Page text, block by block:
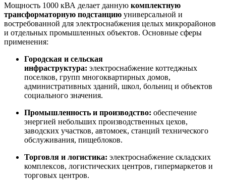
Мощность 1000 кВА делает данную комплектную
трансформаторную подстанцию универсальной и
востребованной для электроснабжения целых микрорайонов
и отдельных промышленных объектов. Основные сферы
применения:
Городская и сельская
инфраструктура: электроснабжение коттеджных
поселков, групп многоквартирных домов,
административных зданий, школ, больниц и объектов
социального значения.
Промышленность и производство: обеспечение
энергией небольших производственных цехов,
заводских участков, автомоек, станций технического
обслуживания, пищеблоков.
Торговля и логистика: электроснабжение складских
комплексов, логистических центров, гипермаркетов и
торговых центров.